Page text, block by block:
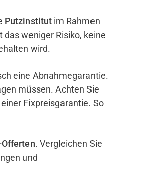
Putzinstitut im Rahmen
weniger Risiko, keine
wird.
eine Abnahmegarantie.
müssen. Achten Sie
Fixpreisgarantie. So
. Vergleichen Sie
und